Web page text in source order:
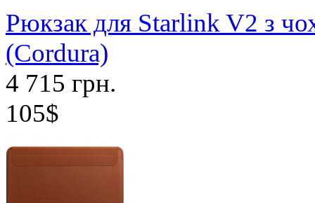
Рюкзак для Starlink V2 з
(Cordura)
4 715 грн.
105$